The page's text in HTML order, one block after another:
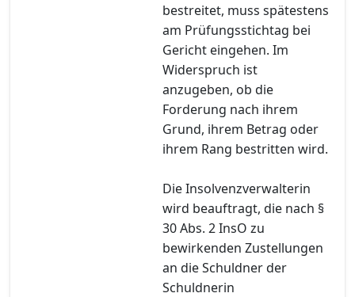
bestreitet, muss spätestens
am Prüfungsstichtag bei
Gericht eingehen. Im
Widerspruch ist
anzugeben, ob die
Forderung nach ihrem
Grund, ihrem Betrag oder
ihrem Rang bestritten wird.
Die Insolvenzverwalterin
wird beauftragt, die nach §
30 Abs. 2 InsO zu
bewirkenden Zustellungen
an die Schuldner der
Schuldnerin